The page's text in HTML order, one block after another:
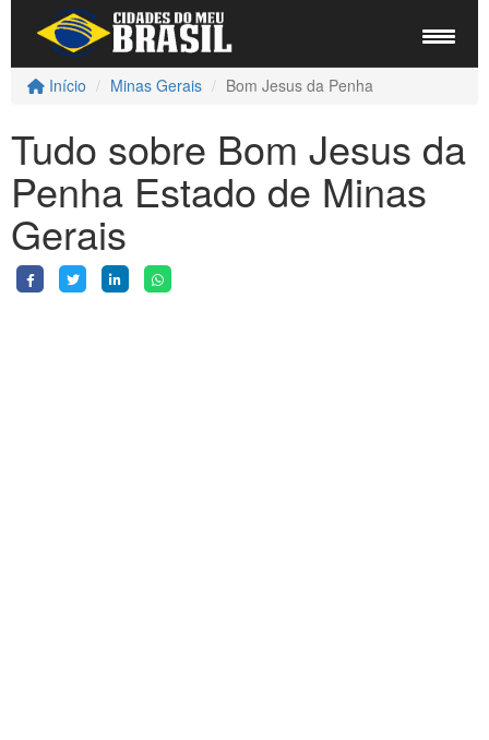
Início Minas Gerais Bom Jesus da Penha
Tudo sobre Bom Jesus da
Penha Estado de Minas
Gerais